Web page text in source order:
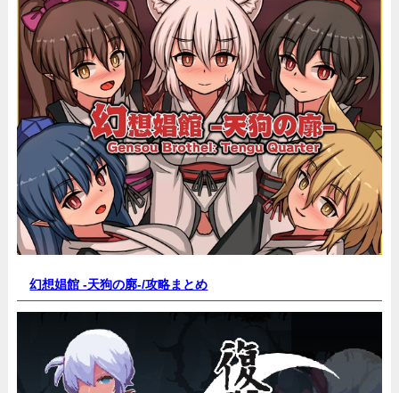
幻想娼館 -天狗の廓-/攻略まとめ